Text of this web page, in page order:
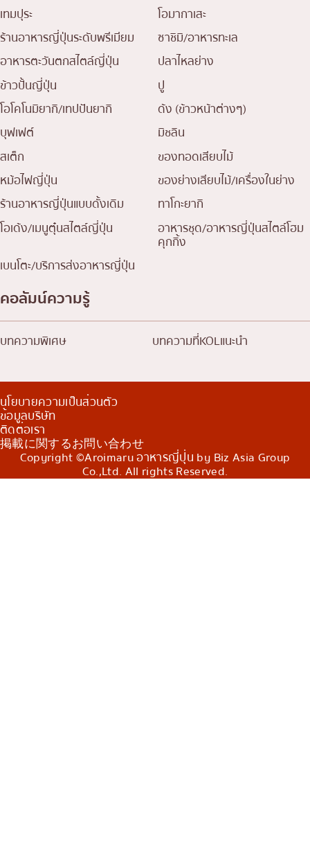
เทมปุระ
โอมากาเสะ
ร้านอาหารญี่ปุ่นระดับพรีเมียม
ซาชิมิ/อาหารทะเล
อาหารตะวันตกสไตล์ญี่ปุ่น
ปลาไหลย่าง
ข้าวปั้นญี่ปุ่น
ปู
โอโคโนมิยากิ/เทปปันยากิ
ด้ง (ข้าวหน้าต่างๆ)
บุฟเฟต์
มิชลิน
สเต็ก
ของทอดเสียบไม้
หม้อไฟญี่ปุ่น
ของย่างเสียบไม้/เครื่องในย่าง
ร้านอาหารญี่ปุ่นแบบดั้งเดิม
ทาโกะยากิ
โอเด้ง/เมนูตุ๋นสไตล์ญี่ปุ่น
อาหารชุด/อาหารญี่ปุ่นสไตล์โฮม
คุกกิ้ง
เบนโตะ/บริการส่งอาหารญี่ปุ่น
คอลัมน์ความรู้
บทความพิเศษ บทความที่KOLแนะนำ
นโยบายความเป็นส่วนตัว
ข้อมูลบริษัท
ติดต่อเรา
掲載に関するお問い合わせ
Copyright ©Aroimaru อาหารญี่ปุ่น by Biz Asia Group
Co.,Ltd. All rights Reserved.